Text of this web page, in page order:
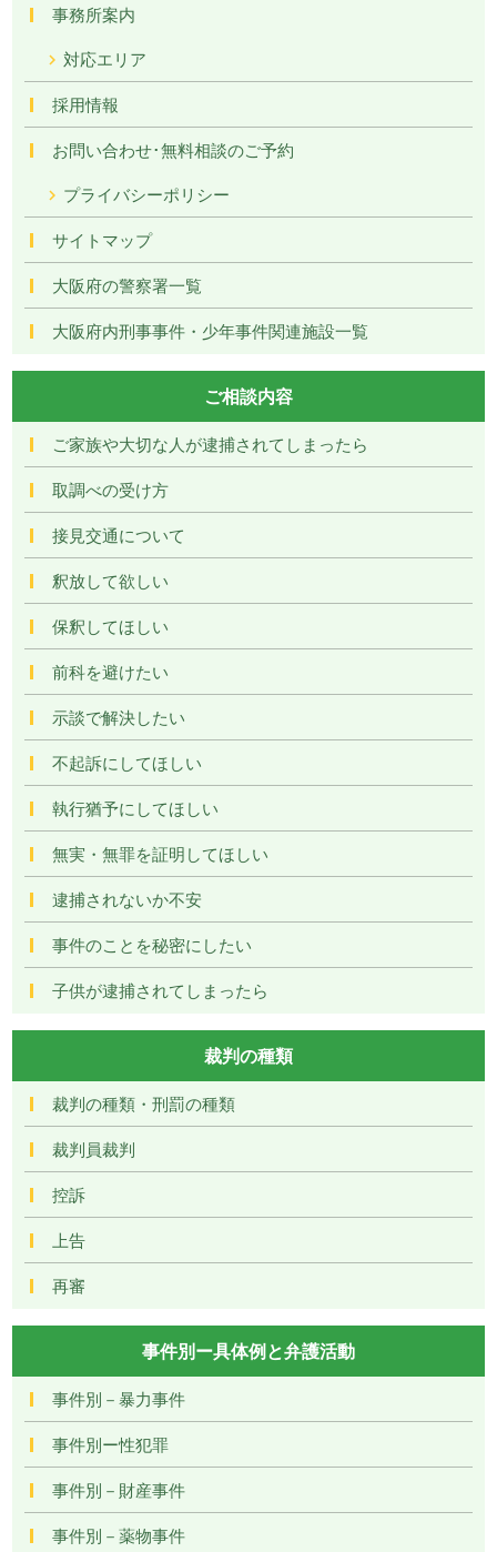
事務所案内
対応エリア
採用情報
お問い合わせ･無料相談のご予約
プライバシーポリシー
サイトマップ
大阪府の警察署一覧
大阪府内刑事事件・少年事件関連施設一覧
ご相談内容
ご家族や大切な人が逮捕されてしまったら
取調べの受け方
接見交通について
釈放して欲しい
保釈してほしい
前科を避けたい
示談で解決したい
不起訴にしてほしい
執行猶予にしてほしい
無実・無罪を証明してほしい
逮捕されないか不安
事件のことを秘密にしたい
子供が逮捕されてしまったら
裁判の種類
裁判の種類・刑罰の種類
裁判員裁判
控訴
上告
再審
事件別ー具体例と弁護活動
事件別－暴力事件
事件別ー性犯罪
事件別－財産事件
事件別－薬物事件